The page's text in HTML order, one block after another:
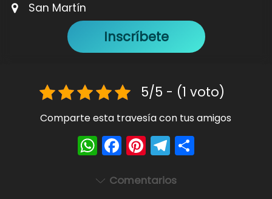
San Martín
Inscríbete
5/5 - (1 voto)
Comparte esta travesía con tus amigos
W
h
a
F
a
c
Pi
nt
er
T
el
e
Comentarios